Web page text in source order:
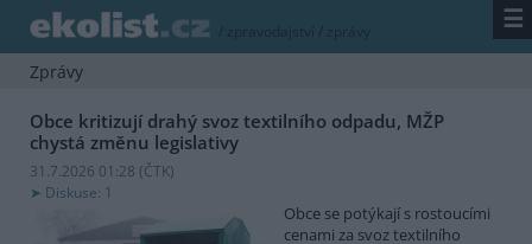
/ zpravodajství / zprávy ☰
Zprávy
Obce kritizují drahý svoz textilního odpadu, MŽP
chystá změnu legislativy
31.7.2026 01:28 (ČTK)
Diskuse: 1
Obce se potýkají s rostoucími
cenami za svoz textilního